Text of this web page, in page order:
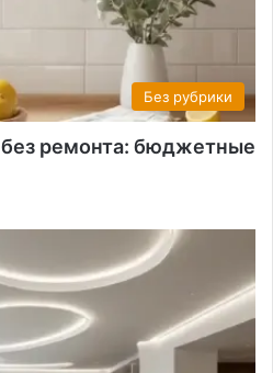
Без рубрики
без ремонта: бюджетные